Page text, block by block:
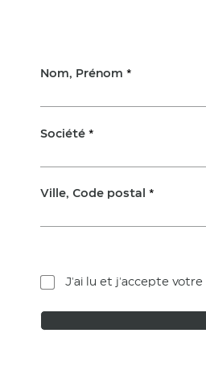
Nom, Prénom
Société
Ville, Code postal
J'ai lu et j'accepte votre